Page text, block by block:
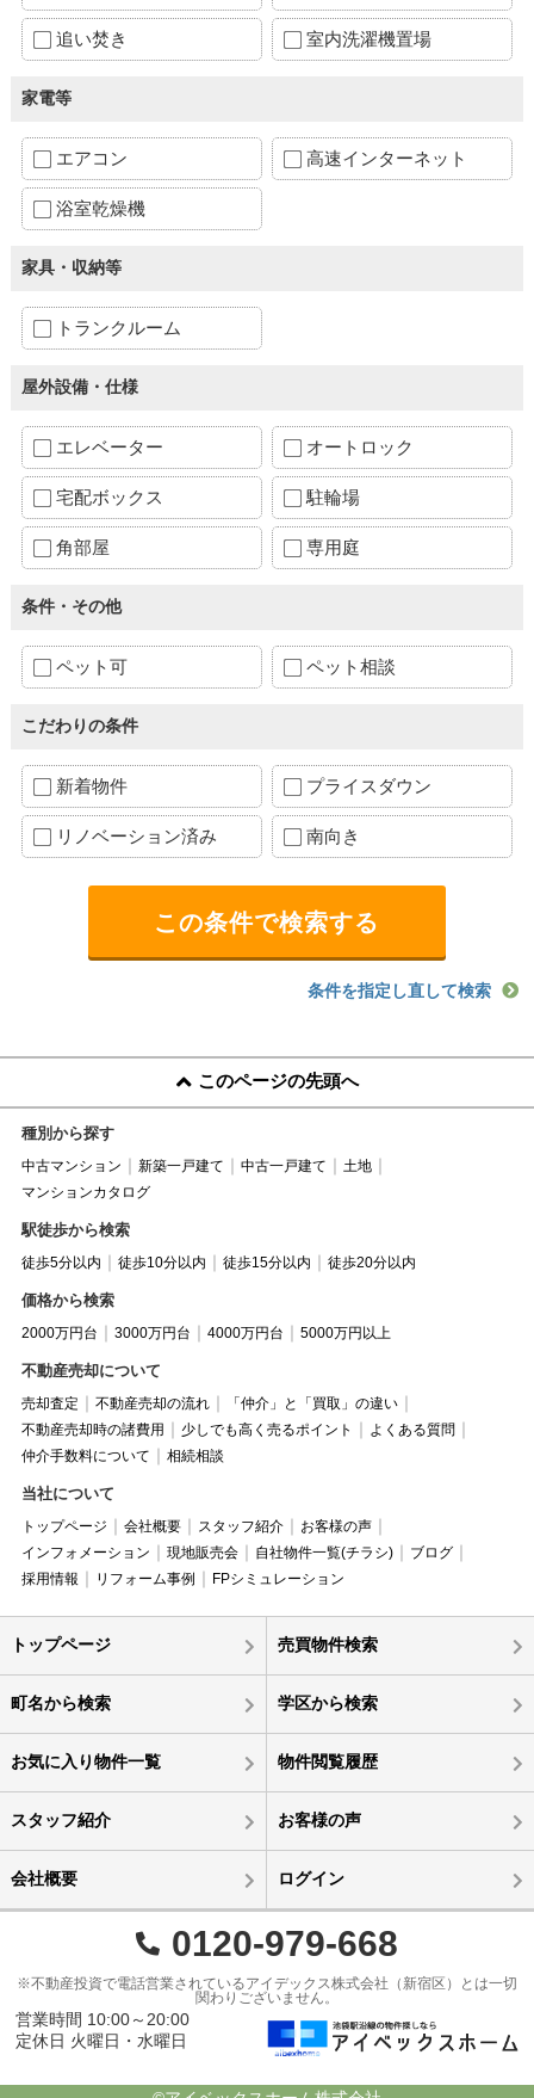
追い焚き 室内洗濯機置場
家電等
エアコン 高速インターネット
浴室乾燥機
家具・収納等
トランクルーム
屋外設備・仕様
エレベーター オートロック
宅配ボックス 駐輪場
角部屋 専用庭
条件・その他
ペット可 ペット相談
こだわりの条件
新着物件 プライスダウン
リノベーション済み 南向き
条件を指定し直して検索
このページの先頭へ
種別から探す
中古マンション 新築一戸建て 中古一戸建て
土地
マンションカタログ
駅徒歩から検索
徒歩5分以内 徒歩10分以内 徒歩15分以内 徒歩20分以内
価格から検索
2000万円台 3000万円台 4000万円台 5000万円以上
不動産売却について
売却査定 不動産売却の流れ
「仲介」と「買取」の違い
不動産売却時の諸費用
少しでも高く売るポイント
よくある質問
仲介手数料について
相続相談
当社について
トップページ 会社概要 スタッフ紹介
お客様の声
インフォメーション
現地販売会 自社物件一覧(チラシ)
ブログ
採用情報
リフォーム事例 FPシミュレーション
トップページ 売買物件検索
町名から検索 学区から検索
お気に入り物件一覧 物件閲覧履歴
スタッフ紹介 お客様の声
会社概要 ログイン
0120-979-668
※不動産投資で電話営業されているアイデックス株式会社（新宿区）とは一切
関わりございません。
営業時間 10:00～20:00
定休日 火曜日・水曜日